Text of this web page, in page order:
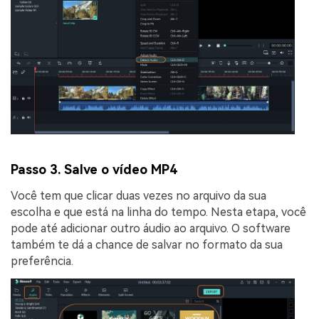
Passo 3. Salve o vídeo MP4
Você tem que clicar duas vezes no arquivo da sua
escolha e que está na linha do tempo. Nesta etapa, você
pode até adicionar outro áudio ao arquivo. O software
também te dá a chance de salvar no formato da sua
preferência.